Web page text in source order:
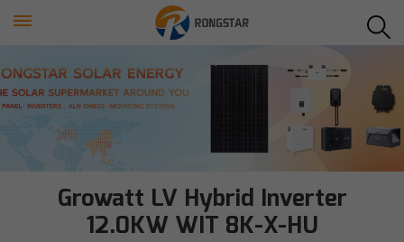
Growatt LV Hybrid Inverter
12.0KW WIT 8K-X-HU